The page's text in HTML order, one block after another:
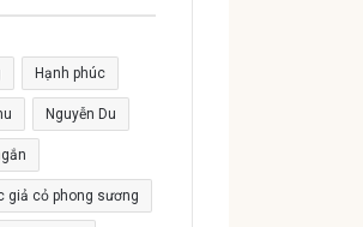
c
o
:
Hạnh phúc
Nguyễn Du
giả cỏ phong sương